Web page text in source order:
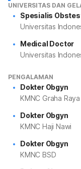
UNIVERSITAS DAN
Spesialis
Universitas
Medical Doctor
Universitas
PENGALAMAN
Dokter Obgyn
KMNC Graha
Dokter Obgyn
KMNC Haji Nawi
Dokter Obgyn
KMNC BSD